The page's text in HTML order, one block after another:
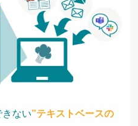
きない”テキストベースの